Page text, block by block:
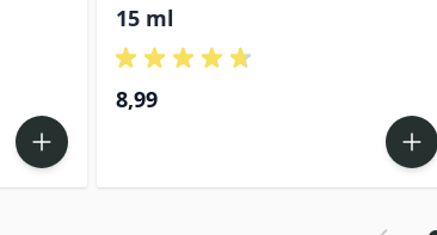
15 ml
8,99